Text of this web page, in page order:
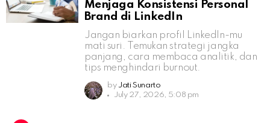
Menjaga Konsistensi Personal
Brand di LinkedIn
Jangan biarkan profil LinkedIn-mu
mati suri. Temukan strategi jangka
panjang, cara membaca analitik, dan
tips menghindari burnout.
by Jati Sunarto
July 27, 2026, 5:08 pm